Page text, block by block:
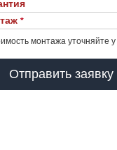
*
монтажа уточняйте
Отправить